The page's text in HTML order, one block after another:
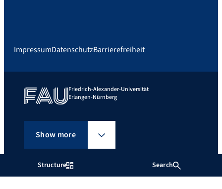
Structure Search
ImpressumDatenschutzBarrierefreiheit
Friedrich-Alexander-Universität
Erlangen-Nürnberg
Show more